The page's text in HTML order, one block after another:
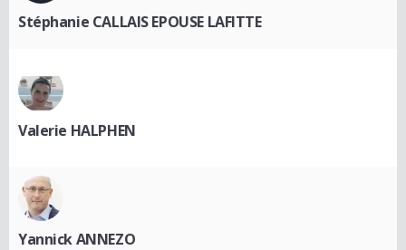
Stéphanie CALLAIS EPOUSE LAFITTE
Valerie HALPHEN
Yannick ANNEZO